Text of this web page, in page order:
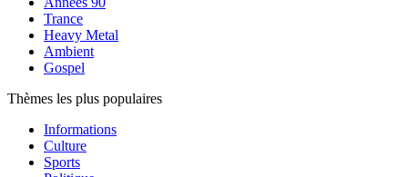
Trance
Heavy Metal
Ambient
Gospel
Thèmes les plus populaires
Informations
Culture
Sports